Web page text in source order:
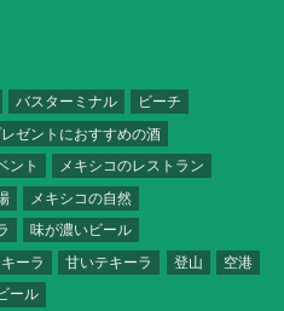
バスターミナル
ビーチ
ゼントにおすすめの酒
ント
メキシコのレストラン
メキシコの自然
味が濃いビール
ーラ 甘いテキーラ 登山
空港
ール